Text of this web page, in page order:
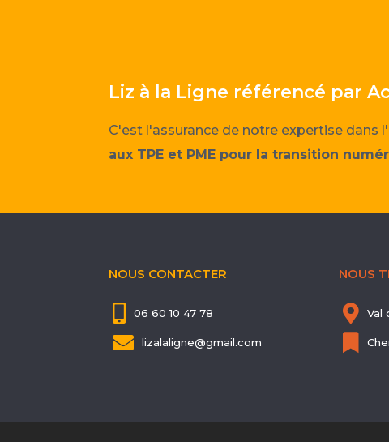
Liz à la Ligne référencé par
C'est l'assurance de notre expertise dans l'
aux TPE et PME pour la transition
NOUS CONTACTER
06 60 10 47 78
 lizalaligne@gmail.com
NOUS
 Val